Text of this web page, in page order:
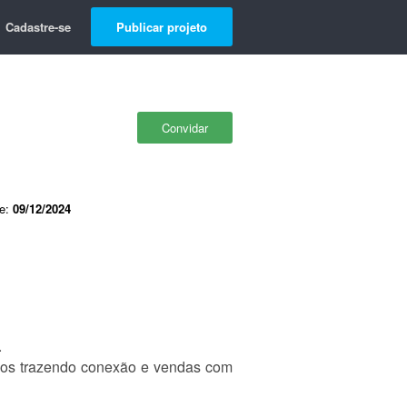
Cadastre-se Publicar projeto
Convidar
09/12/2024
trazendo conexão e vendas com